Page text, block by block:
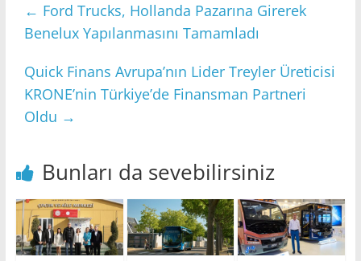
← Ford Trucks, Hollanda Pazarına Girerek
Benelux Yapılanmasını Tamamladı
Quick Finans Avrupa’nın Lider Treyler Üreticisi
KRONE’nin Türkiye’de Finansman Partneri
Oldu →
Bunları da sevebilirsiniz